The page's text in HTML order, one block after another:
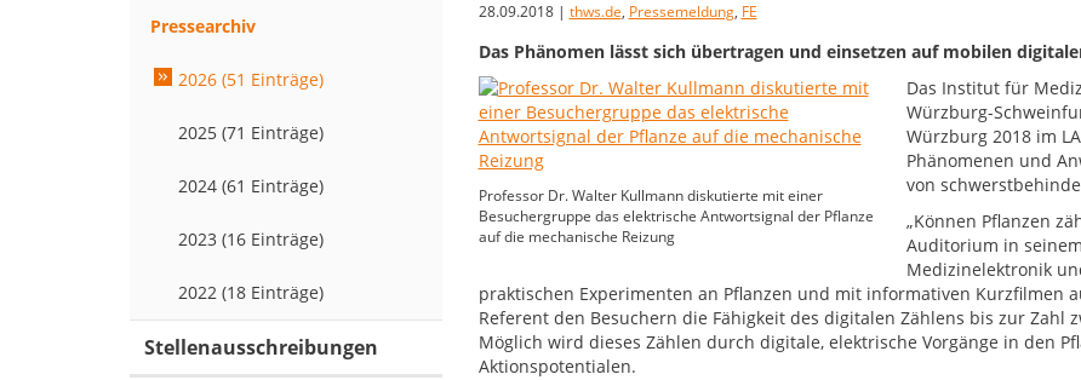
28.09.2018 | thws.de, Pressemeldung, FE
Das Phänomen lässt sich übertragen und einsetzen auf mobilen
Professor Dr. Walter Kullmann diskutierte mit einer
Besuchergruppe das elektrische Antwortsignal der Pflanze
auf die mechanische Reizung
Das Institut für
Würzburg-
Würzburg 2018 im
Phänomenen und
von
„Können Pflanzen
Auditorium in
Medizinelektronik
praktischen Experimenten an Pflanzen und mit informativen
Referent den Besuchern die Fähigkeit des digitalen Zählens bis zur Zahl
Möglich wird dieses Zählen durch digitale, elektrische Vorgänge in den
Aktionspotentialen.
Pressearchiv
2026 (51 Einträge)
2025 (71 Einträge)
2024 (61 Einträge)
2023 (16 Einträge)
2022 (18 Einträge)
Stellenausschreibungen